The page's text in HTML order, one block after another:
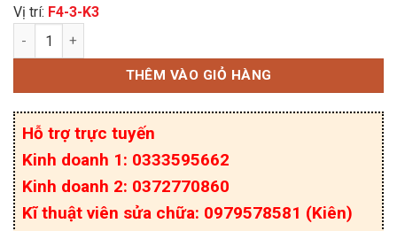
Vị trí: F4-3-K3
7MBR150VN120-50, 7MBR150VN120 igbt Fuji
THÊM VÀO GIỎ HÀNG
Hỗ trợ trực tuyến
Kinh doanh 1: 0333595662
Kinh doanh 2: 0372770860
Kĩ thuật viên sửa chữa: 0979578581 (Kiên)